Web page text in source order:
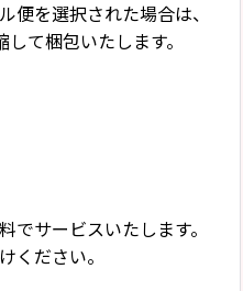
便を選択された場合は、
て梱包いたします。
でサービスいたします。
ください。